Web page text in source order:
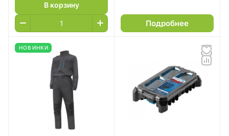
В корзину
Подробнее
НОВИНКИ